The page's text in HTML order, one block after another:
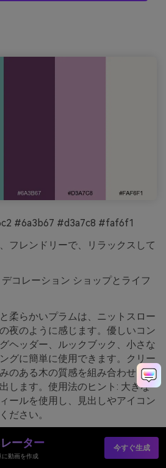
#6a3b67 #d3a7c8 #faf6f1
フレンドリーで、リラックスして
コレーション ショップとライフ
柔らかいプラムは、ニットスロー
夜のように感じます。優しいコン
ヘッダー、ルックブック、小さな
グに簡単に使用できます。クリー
のある木の質感を組み合わせて、
します。使用法のヒント: 大きな
ールを使用し、見出しやアイコン
ださい。
たソフトハースの画像例
ーター
に動画を作成
今すぐ生成